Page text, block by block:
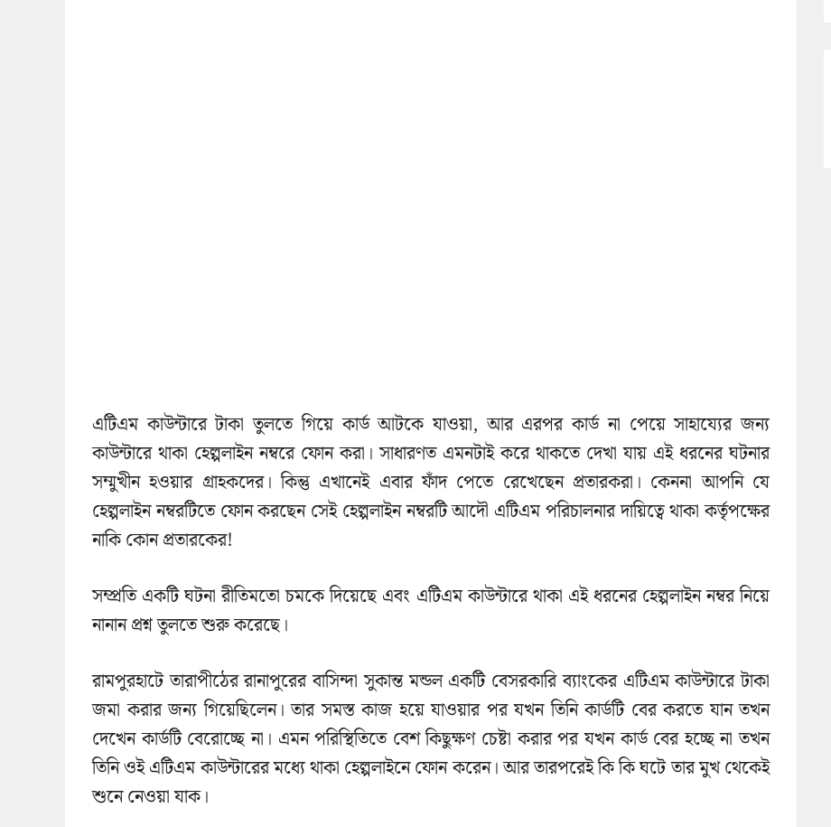
এটিএম কাউন্টারে টাকা তুলতে গিয়ে কার্ড আটকে যাওয়া, আর এরপর কার্ড না পেয়ে সাহায্যের জন্য
কাউন্টারে থাকা হেল্পলাইন নম্বরে ফোন করা। সাধারণত এমনটাই করে থাকতে দেখা যায় এই ধরনের ঘটনার
সম্মুখীন হওয়ার গ্রাহকদের। কিন্তু এখানেই এবার ফাঁদ পেতে রেখেছেন প্রতারকরা। কেননা আপনি যে
হেল্পলাইন নম্বরটিতে ফোন করছেন সেই হেল্পলাইন নম্বরটি আদৌ এটিএম পরিচালনার দায়িত্বে থাকা কর্তৃপক্ষের
নাকি কোন প্রতারকের!
সম্প্রতি একটি ঘটনা রীতিমতো চমকে দিয়েছে এবং এটিএম কাউন্টারে থাকা এই ধরনের হেল্পলাইন নম্বর নিয়ে
নানান প্রশ্ন তুলতে শুরু করেছে।
রামপুরহাটে তারাপীঠের রানাপুরের বাসিন্দা সুকান্ত মন্ডল একটি বেসরকারি ব্যাংকের এটিএম কাউন্টারে টাকা
জমা করার জন্য গিয়েছিলেন। তার সমস্ত কাজ হয়ে যাওয়ার পর যখন তিনি কার্ডটি বের করতে যান তখন
দেখেন কার্ডটি বেরোচ্ছে না। এমন পরিস্থিতিতে বেশ কিছুক্ষণ চেষ্টা করার পর যখন কার্ড বের হচ্ছে না তখন
তিনি ওই এটিএম কাউন্টারের মধ্যে থাকা হেল্পলাইনে ফোন করেন। আর তারপরেই কি কি ঘটে তার মুখ থেকেই
শুনে নেওয়া যাক।